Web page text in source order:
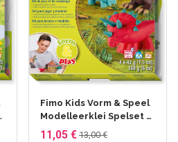
Fimo Kids Vorm & Speel
Modelleerklei Spelset -
Dino - 4x42 gr
11,05 € 13,00 €